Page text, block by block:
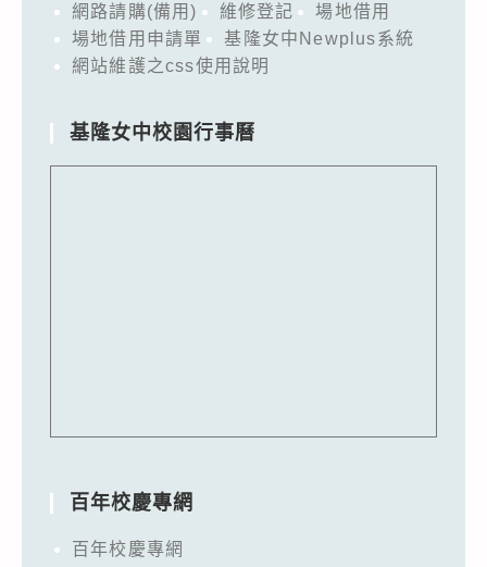
網路請購(備用)
維修登記
場地借用
場地借用申請單
基隆女中Newplus系統
網站維護之css使用說明
基隆女中校園行事曆
百年校慶專網
百年校慶專網